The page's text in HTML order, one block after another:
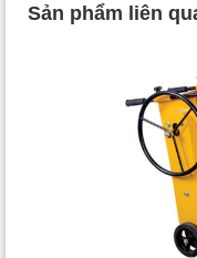
Sản phẩm liên